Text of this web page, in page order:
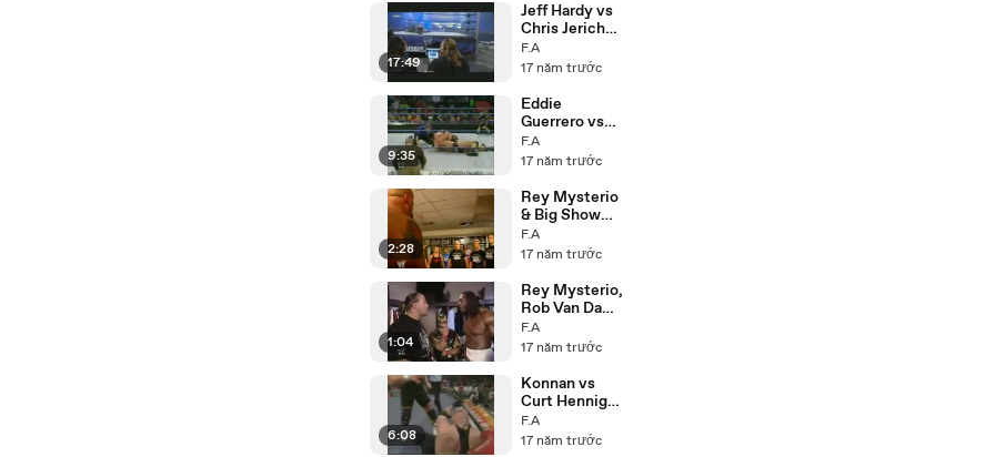
17:49
Jeff Hardy vs
Chris Jericho
8.5.09
F.A
17 năm trước
9:35
Eddie
Guerrero vs
Mark Jindrak
21.10.04
F.A
17 năm trước
2:28
Rey Mysterio
& Big Show
Backstage
28.10.04
F.A
17 năm trước
1:04
Rey Mysterio,
Rob Van Dam
& Booker T
Backstage
F.A
17 năm trước
6:08
Konnan vs
Curt Hennig
3.8.98
F.A
17 năm trước